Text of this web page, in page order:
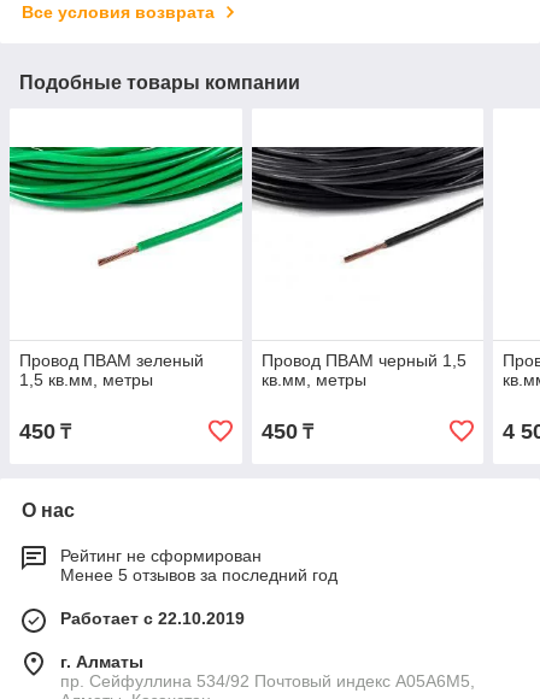
Все условия возврата
Подобные товары компании
Провод ПВАМ зеленый
1,5 кв.мм, метры
450 ₸
Провод ПВАМ черный 1,5
кв.мм, метры
450₸ 4
О нас
Рейтинг не сформирован
Менее 5 отзывов за последний год
Работает с 22.10.2019
г. Алматы
пр. Сейфуллина 534/92 Почтовый индекс A05A6M5,